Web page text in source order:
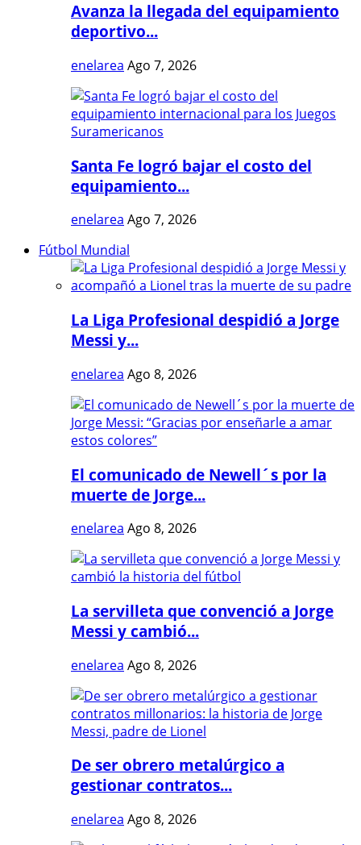
Avanza la llegada del equipamiento
deportivo...
enelarea Ago 7, 2026
Santa Fe logró bajar el costo del
equipamiento...
enelarea Ago 7, 2026
Fútbol Mundial
La Liga Profesional despidió a Jorge
Messi y...
enelarea Ago 8, 2026
El comunicado de Newell´s por la
muerte de Jorge...
enelarea Ago 8, 2026
La servilleta que convenció a Jorge
Messi y cambió...
enelarea Ago 8, 2026
De ser obrero metalúrgico a
gestionar contratos...
enelarea Ago 8, 2026